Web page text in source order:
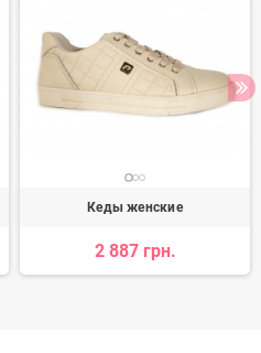
Кеды женские
2 887 грн.